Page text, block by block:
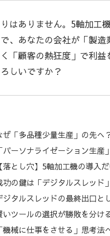
はありません。5軸加
、あなたの会社が「製
「顧客の熱狂度」で利
しいですか？
ぜ「多品種少量生産」の先へ
パーソナライゼーション生
【落とし穴】5軸加工機の導入
功の鍵は「デジタルスレッド
ジタルスレッドの最終出口と
いツールの選択が勝敗を分け
機械に仕事をさせる」思考